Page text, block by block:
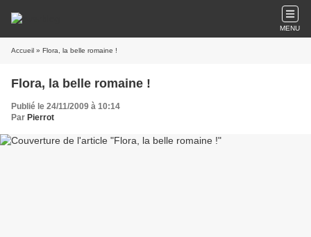
MENU
Accueil » Flora, la belle romaine !
Flora, la belle romaine !
Publié le 24/11/2009 à 10:14
Par Pierrot